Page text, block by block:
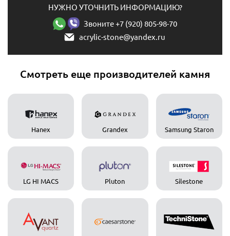
НУЖНО УТОЧНИТЬ ИНФОРМАЦИЮ?
Звоните +7 (920) 805-98-70
acrylic-stone@yandex.ru
Смотреть еще производителей камня
Hanex Grandex Samsung Staron
LG HI MACS Pluton Silestone